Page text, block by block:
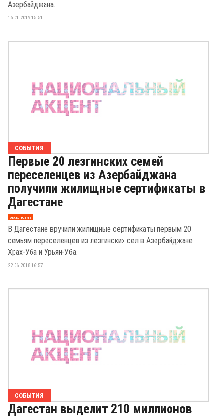
Азербайджана.
16.01.2019 15:51
СОБЫТИЯ
Первые 20 лезгинских семей
переселенцев из Азербайджана
получили жилищные сертификаты в
Дагестане
эксклюзив
В Дагестане вручили жилищные сертификаты первым 20
семьям переселенцев из лезгинских сел в Азербайджане
Храх-Уба и Урьян-Уба.
22.06.2018 16:57
СОБЫТИЯ
Дагестан выделит 210 миллионов